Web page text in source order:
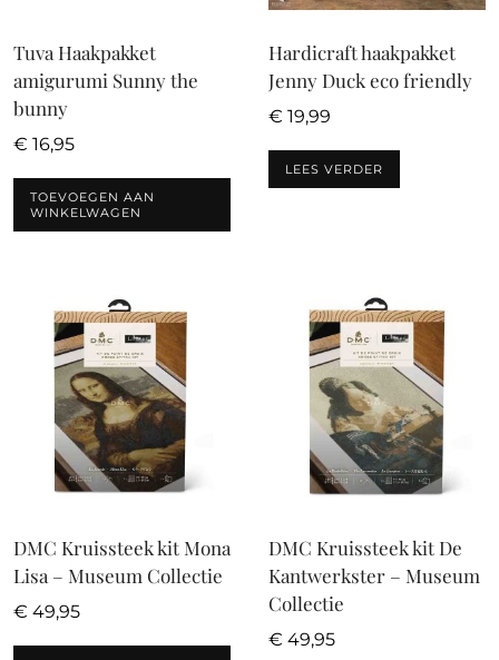
Tuva Haakpakket
amigurumi Sunny the
bunny
€ 16,95
TOEVOEGEN AAN
WINKELWAGEN
Hardicraft haakpakket
Jenny Duck eco friendly
€ 19,99
LEES VERDER
DMC Kruissteek kit Mona
Lisa – Museum Collectie
€ 49,95
DMC Kruissteek kit De
Kantwerkster – Museum
Collectie
€ 49,95